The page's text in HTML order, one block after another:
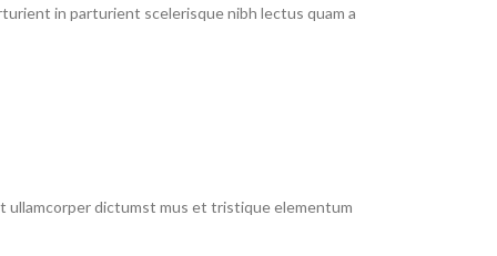
in parturient scelerisque nibh lectus quam a
ullamcorper dictumst mus et tristique elementum